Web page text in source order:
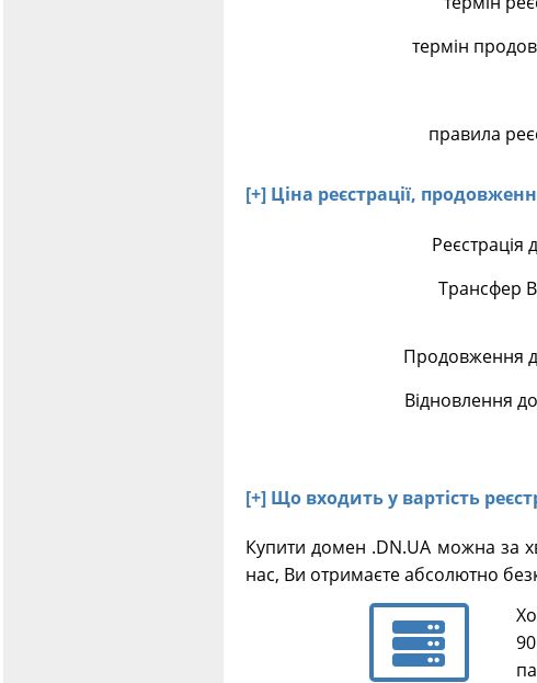
термін
правила
[+] Ціна реєстрації,
Реєстрація
Трансфер
Продовження
Відновлення
[+] Що входить у вартість
Купити домен .DN.UA можна за
нас, Ви отримаєте абсолютно